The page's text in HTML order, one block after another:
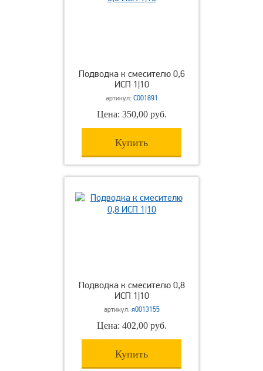
Подводка к смесителю 0,6
ИСП 1|10
артикул: С001891
Цена: 350,00 руб.
Купить
Подводка к смесителю 0,8
ИСП 1|10
артикул: я0013155
Цена: 402,00 руб.
Купить